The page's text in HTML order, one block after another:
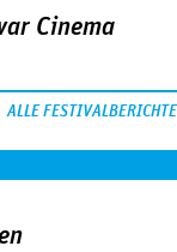
Cinema
ALLE FESTIVALBERICHTE